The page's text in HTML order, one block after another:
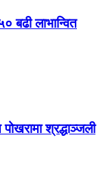
बढी लाभान्वित
श्रद्धाञ्जली